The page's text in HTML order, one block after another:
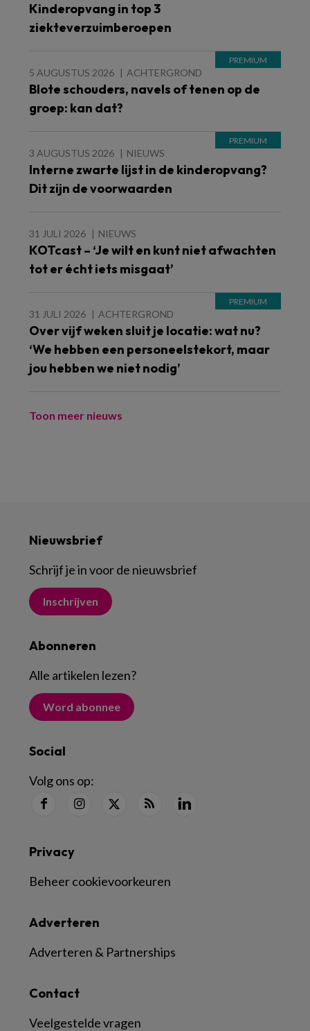
Kinderopvang in top 3
ziekteverzuimberoepen
5 AUGUSTUS 2026 ACHTERGROND
Blote schouders, navels of tenen op de
groep: kan dat?
3 AUGUSTUS 2026 NIEUWS
Interne zwarte lijst in de kinderopvang?
Dit zijn de voorwaarden
31 JULI 2026 NIEUWS
KOTcast – ‘Je wilt en kunt niet afwachten
tot er écht iets misgaat’
31 JULI 2026 ACHTERGROND
Over vijf weken sluit je locatie: wat nu?
‘We hebben een personeelstekort, maar
jou hebben we niet nodig’
Toon meer nieuws
Nieuwsbrief
Schrijf je in voor de nieuwsbrief
Inschrijven
Abonneren
Alle artikelen lezen?
Word abonnee
Social
Volg ons op:
Contact
Veelgestelde vragen
Adverteren
Adverteren & Partnerships
Privacy
Beheer cookievoorkeuren